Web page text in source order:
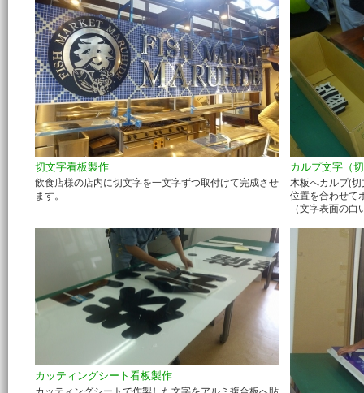
切文字看板製作
飲食店様の店内に切文字を一文字ずつ取付けて完成させ
ます。
カルプ文字（
木板へカルプ(
位置を合わせて
（文字表面の
カッティングシート看板製作